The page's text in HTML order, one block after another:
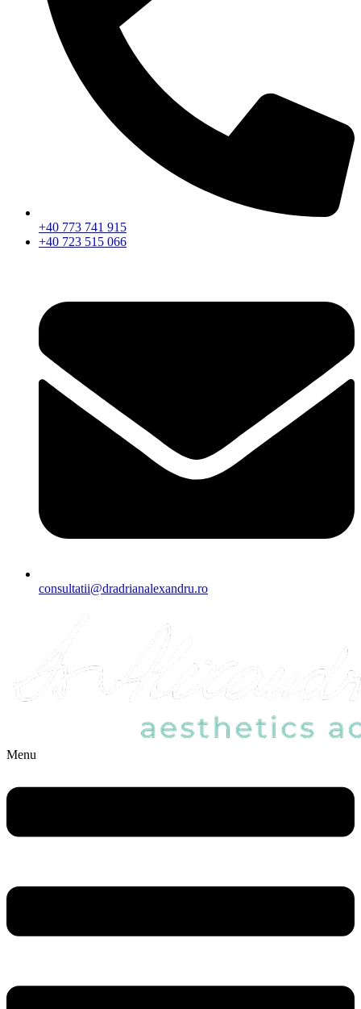
+40 773 741 915
+40 723 515 066
consultatii@dradrianalexandru.ro
Menu